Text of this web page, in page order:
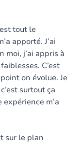
tout le
apporté. J’ai
moi, j’ai appris à
C’est
on évolue. Je
surtout ça
m’a
sur le plan